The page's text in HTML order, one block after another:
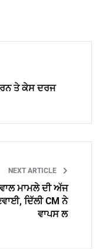
ਤੇ ਕੇਸ ਦਰਜ
NEXT ARTICLE
ਮਾਮਲੇ ਦੀ ਅੱਜ
ਦਿੱਲੀ CM ਨੇ
ਵਾਪਸ ਲ